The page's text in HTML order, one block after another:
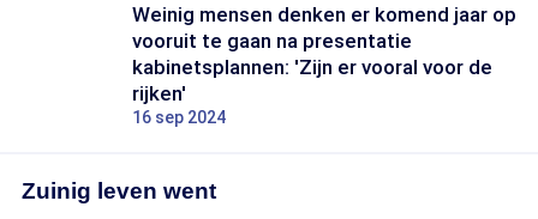
Weinig mensen denken er komend jaar op
vooruit te gaan na presentatie
kabinetsplannen: 'Zijn er vooral voor de
rijken'
16 sep 2024
Zuinig leven went